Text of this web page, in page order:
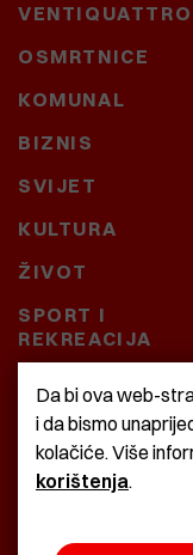
VENTIQUATTRO
OSMRTNICE
KOMUNAL
BIZNIS
SVIJET
KULTURA
ŽIVOT
SPORT I
REKREACIJA
CRNA KRONIKA
BAŠTARDINI I
KRASNA ZEMLJA
Da bi ova web-
i da bismo
kolačiće. Više
korištenja.